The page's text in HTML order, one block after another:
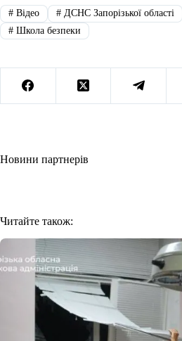
#Відео #ДСНС Запорізької області
#Школа безпеки
Новини партнерів
Читайте також: